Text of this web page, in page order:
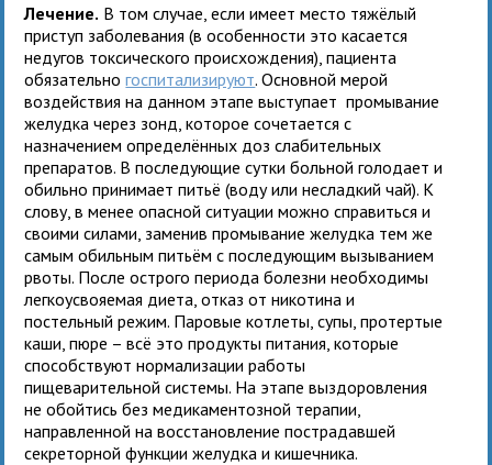
Лечение. В том случае, если имеет место тяжёлый
приступ заболевания (в особенности это касается
недугов токсического происхождения), пациента
обязательногоспитализируют. Основной мерой
воздействия на данном этапе выступает промывание
желудка через зонд, которое сочетается с
назначением определённых доз слабительных
препаратов. В последующие сутки больной голодает и
обильно принимает питьё (воду или несладкий чай). К
слову, в менее опасной ситуации можно справиться и
своими силами, заменив промывание желудка тем же
самым обильным питьём с последующим вызыванием
рвоты. После острого периода болезни необходимы
легкоусвояемая диета, отказ от никотина и
постельный режим. Паровые котлеты, супы, протертые
каши, пюре – всё это продукты питания, которые
способствуют нормализации работы
пищеварительной системы. На этапе выздоровления
не обойтись без медикаментозной терапии,
направленной на восстановление пострадавшей
секреторной функции желудка и кишечника.